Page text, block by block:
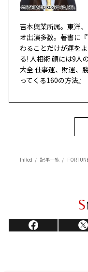
吉本興業所属。東洋
オ出演多数。著書に
わることだけが運を
る! 人相術 顔には9人
大全 仕事運、財運、
ってくる160の方法』
InRed 記事一覧
S